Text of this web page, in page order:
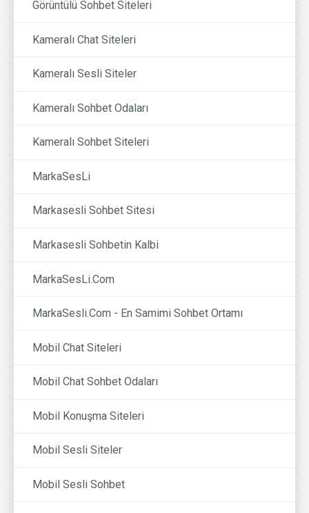
Görüntülü Sohbet Siteleri
Kameralı Chat Siteleri
Kameralı Sesli Siteler
Kameralı Sohbet Odaları
Kameralı Sohbet Siteleri
MarkaSesLi
Markasesli Sohbet Sitesi
Markasesli Sohbetin Kalbi
MarkaSesLi.Com
MarkaSesli.Com - En Samimi Sohbet Ortamı
Mobil Chat Siteleri
Mobil Chat Sohbet Odaları
Mobil Konuşma Siteleri
Mobil Sesli Siteler
Mobil Sesli Sohbet